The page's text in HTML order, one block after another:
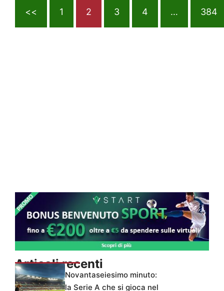
<< 1 2 3 4 … 384
Articoli recenti
Novantaseiesimo minuto:
la Serie A che si gioca nel